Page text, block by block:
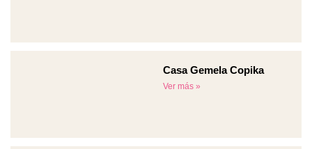
Casa Gemela Copika
Ver más »